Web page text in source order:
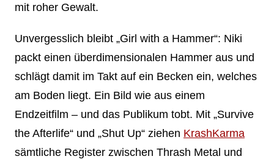
mit roher Gewalt.
Unvergesslich bleibt „Girl with a Hammer“: Niki
packt einen überdimensionalen Hammer aus und
schlägt damit im Takt auf ein Becken ein, welches
am Boden liegt. Ein Bild wie aus einem
Endzeitfilm – und das Publikum tobt. Mit „Survive
the Afterlife“ und „Shut Up“ ziehen KrashKarma
sämtliche Register zwischen Thrash Metal und